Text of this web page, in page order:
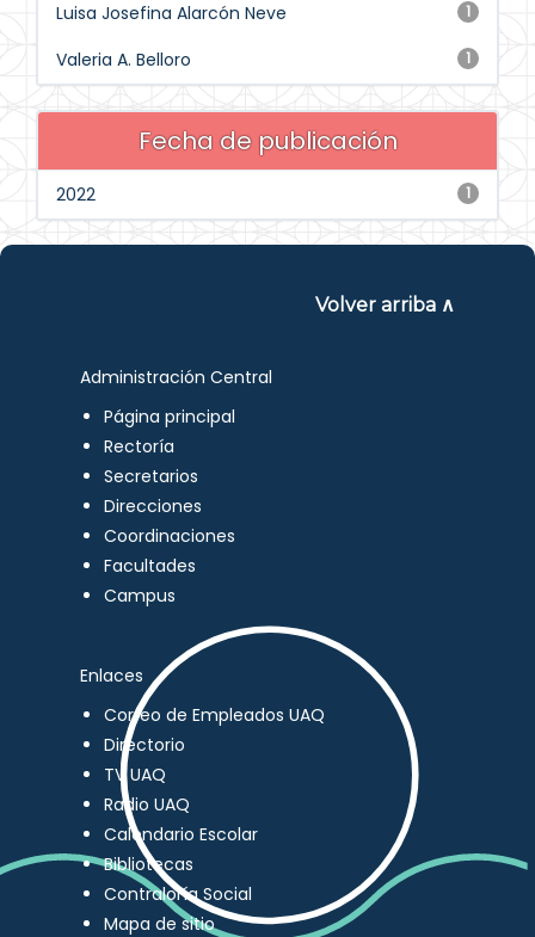
1
Luisa Josefina Alarcón Neve
1
Valeria A. Belloro
Fecha de publicación
1
2022
Volver arriba ∧
Administración Central
Página principal
Rectoría
Secretarios
Direcciones
Coordinaciones
Facultades
Campus
Enlaces
Correo de Empleados UAQ
Directorio
TV UAQ
Radio UAQ
Calendario Escolar
Bibliotecas
Contraloría Social
Mapa de sitio